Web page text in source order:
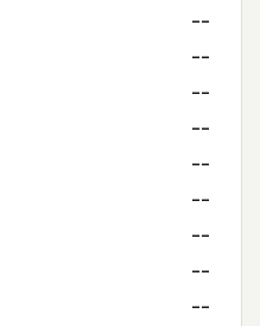
--
--
--
--
--
--
--
--
--